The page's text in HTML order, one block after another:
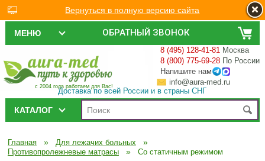
ОБРАТНЫЙ ЗВОНОК
МЕНЮ
с 2004 года работаем для Вас!
8 (495) 128-41-81 Москва
8 (800) 775-69-28 По России
Напишите нам
info@aura-med.ru
Доставка по всей России и в страны СНГ
КАТАЛОГ
Главная » Для лежачих больных »
Противопролежневые матрасы » Со статичным режимом
Вернуться в полную версию сайта